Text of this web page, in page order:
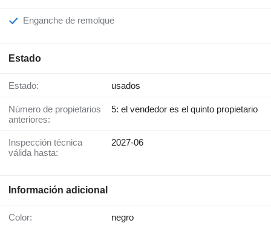
Enganche de remolque
Estado
Estado: usados
Número de propietarios
anteriores:
5: el vendedor es el quinto propietario
Inspección técnica
válida hasta:
2027-06
Información adicional
Color: negro